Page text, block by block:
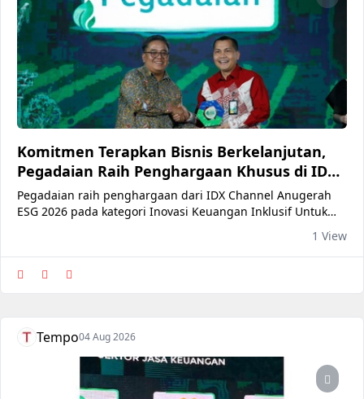
Komitmen Terapkan Bisnis Berkelanjutan,
Pegadaian Raih Penghargaan Khusus di IDX
Channel Anugerah ESG 2026
Pegadaian raih penghargaan dari IDX Channel Anugerah
ESG 2026 pada kategori Inovasi Keuangan Inklusif Untuk
1 View
Tempo04 Aug 2026